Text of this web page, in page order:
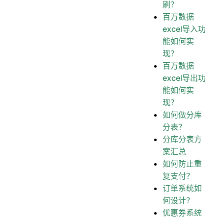
刷？
百万数据
excel导入功
能如何实
现？
百万数据
excel导出功
能如何实
现？
如何做分库
分表？
分库分表方
案汇总
如何防止重
复支付？
订单系统如
何设计？
优惠券系统